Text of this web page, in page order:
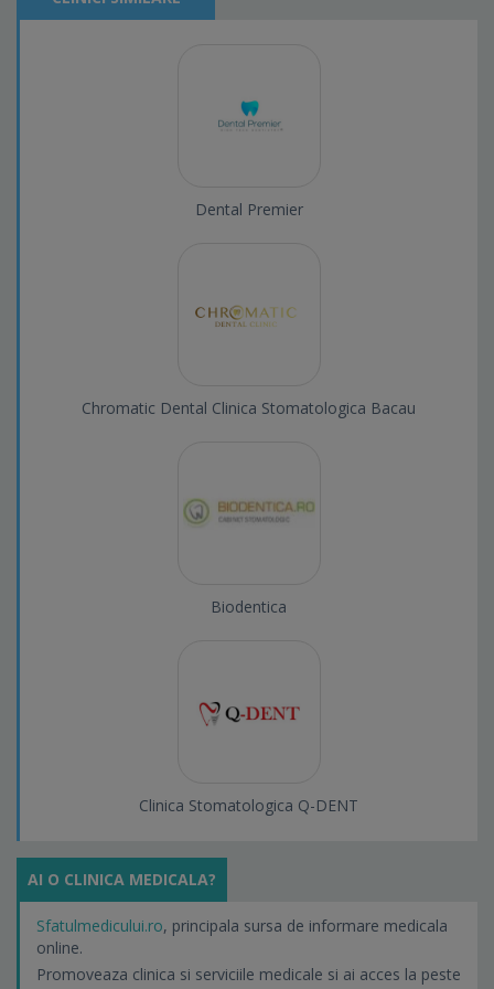
Dental Premier
Chromatic Dental Clinica Stomatologica Bacau
Biodentica
Clinica Stomatologica Q-DENT
AI O CLINICA MEDICALA?
Sfatulmedicului.ro, principala sursa de informare medicala
online.
Promoveaza clinica si serviciile medicale si ai acces la peste